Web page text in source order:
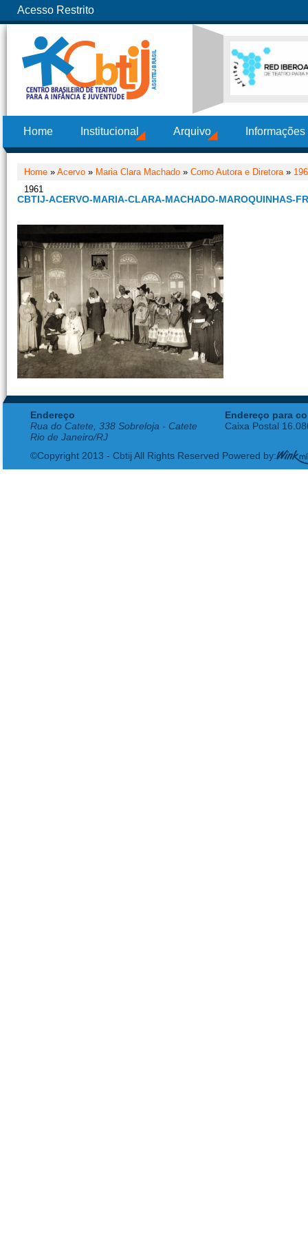
Acesso Restrito
Home Institucional Arquivo
Home » Acervo » Maria Clara Machado » Como Autora e Diretora»
1961
CBTIJ-ACERVO-MARIA-CLARA-MACHADO-MAROQUINHAS-
Endereço
Rua do Catete, 338 Sobreloja - Catete
Rio de Janeiro/RJ
Endereço para
Caixa Postal
©Copyright 2013 - Cbtij All Rights Reserved Powered by: